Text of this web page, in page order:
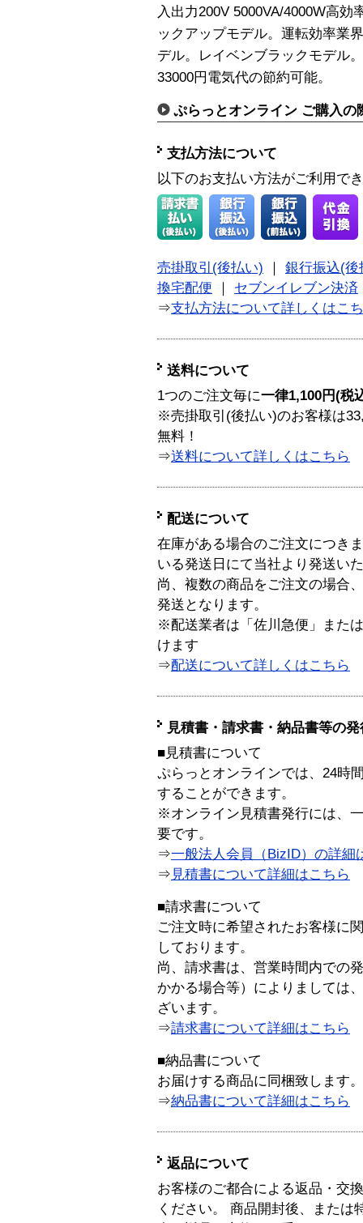
入出力200V 5000VA/4000W高
ックアップモデル。運転効率業
デル。レイベンブラックモデル
33000円電気代の節約可能。
ぷらっとオンライン ご購入の
支払方法について
以下のお支払い方法がご利用で
売掛取引(後払い)
銀行振込(後
換宅配便
セブンイレブン決済
⇒支払方法について詳しくはこ
送料について
1つのご注文毎に一律1,100円(税
※売掛取引(後払い)のお客様は
無料！
⇒送料について詳しくはこちら
配送について
在庫がある場合のご注文につき
いる発送日にて当社より発送い
尚、複数の商品をご注文の場合
発送となります。
※配送業者は「佐川急便」また
けます
⇒配送について詳しくはこちら
見積書・請求書・納品書等の
■見積書について
ぷらっとオンラインでは、24時
することができます。
※オンライン見積書発行には、
要です。
⇒一般法人会員（BizID）の詳細
⇒ 見積書について詳細はこちら
■請求書について
ご注文時に希望されたお客様に
しております。
尚、請求書は、営業時間内での
かかる場合等）によりましては
ざいます。
⇒請求書について詳細はこちら
■納品書について
お届けする商品に同梱致します。
⇒納品書について詳細はこちら
返品について
お客様のご都合による返品・交
ください。 商品開封後、または